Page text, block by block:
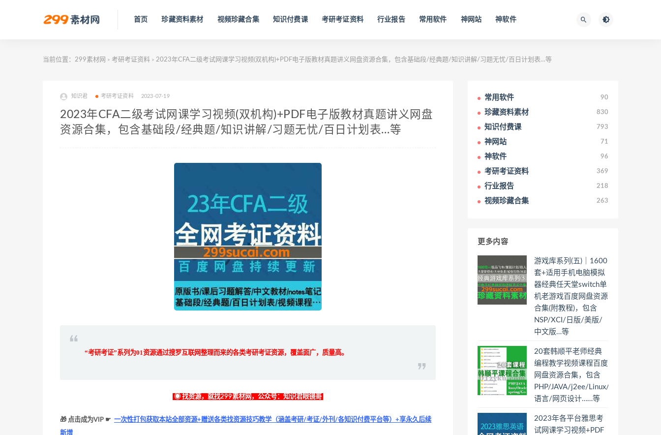
首页 珍藏资料素材 视频珍藏合集 知识付费课 考研考证资料 行业报告 常用软件 神网站 神软件
当前位置： 299素材网 > 考研考证资料 > 2023年CFA二级考试网课学习视频(双机构)+PDF电子版教材真题讲义网盘资源合集，包含基础段/经典题/知识讲解/习题无忧/百日计划表…等
知识君 考研考证资料 2023-07-19
2023年CFA二级考试网课学习视频(双机构)+PDF电子版教材真题讲义网盘
资源合集，包含基础段/经典题/知识讲解/习题无忧/百日计划表…等
“考研考证”系列为01资源通过搜罗互联网整理而来的各类考研考证资源，覆盖面广，质量高。
◉ 找资源，就找299素材网，公众号：知识君眼镜哥
🎁 点击成为VIP ☛ 一次性打包获取本站全部资源+赠送各类找资源技巧教学（涵盖考研/考证/外刊/各知识付费平台等）+享永久后续
新增
常用软件 90
珍藏资料素材 830
知识付费课 793
神网站 71
神软件 96
考研考证资料 369
行业报告 218
视频珍藏合集 263
更多内容
游戏库系列(五)｜1600
套+适用手机电脑模拟
器经典任天堂switch单
机老游戏百度网盘资源
合集(附教程)，包含
NSP/XCI/日版/美版/
中文版…等
20套韩顺平老师经典
编程教学视频课程百度
网盘资源合集，包含
PHP/JAVA/j2ee/Linux/Oracle/Spring/
语言/网页设计……等
2023年各平台雅思考
试网课学习视频+PDF